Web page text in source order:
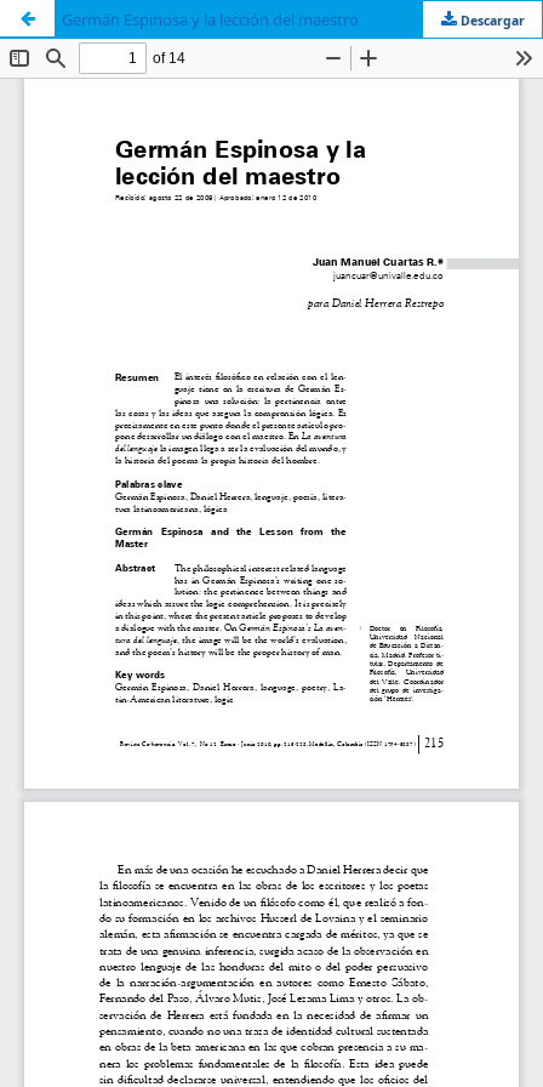
Germán Espinosa y la lección del maestro Descargar